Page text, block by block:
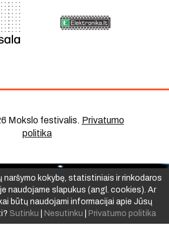
Mokslo festivalis. Privatumo
politika
naršymo kokybę, statistiniais ir rinkodaros
naudojame slapukus (angl. cookies). Ar
būtų naudojami informacijai apie Jūsų
Sutinku Nesutinku Privatumo politika